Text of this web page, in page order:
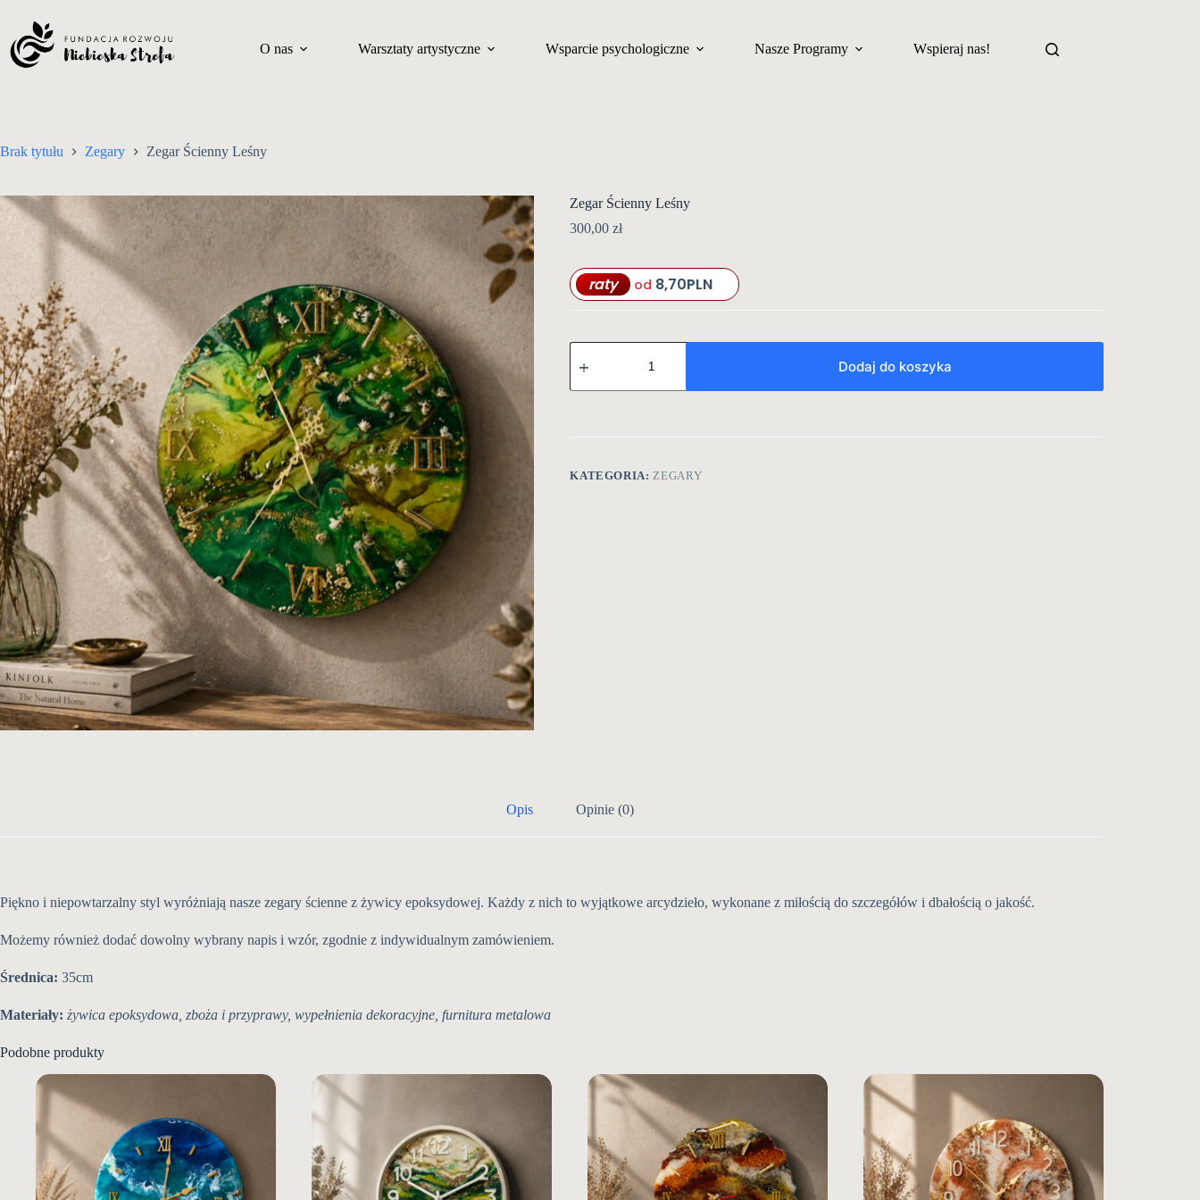
treści
O nas Warsztaty artystyczne Wsparcie psychologiczne Nasze Programy Wspieraj nas!
Brak tytułu Zegary Zegar Ścienny Leśny
Zegar Ścienny Leśny
300,00zł
raty od 8,70PLN
ilość
Zegar
Leśny
Dodaj do koszyka
KATEGORIA:ZEGARY
Opis Opinie (0)
Piękno i niepowtarzalny styl wyróżniają nasze zegary ścienne z żywicy epoksydowej. Każdy z nich to wyjątkowe arcydzieło, wykonane z miłością do szczegółów i dbałością o jakość.
Możemy również dodać dowolny wybrany napis i wzór, zgodnie z indywidualnym zamówieniem.
Średnica: 35cm
Materiały: żywica epoksydowa, zboża i przyprawy, wypełnienia dekoracyjne, furnitura metalowa
Podobne produkty